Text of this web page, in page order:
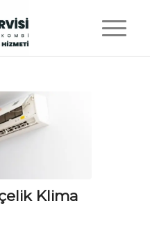
Klima